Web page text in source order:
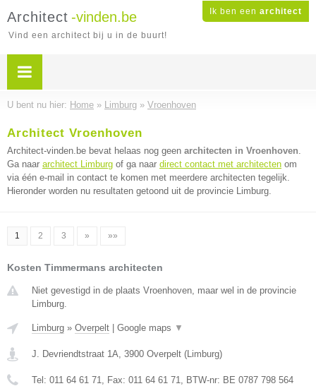
Ik ben een architect
Architect -vinden.be
Vind een architect bij u in de buurt!
U bent nu hier: Home » Limburg » Vroenhoven
Architect Vroenhoven
Architect-vinden.be bevat helaas nog geen architecten in Vroenhoven.
Ga naar architect Limburg of ga naar direct contact met architecten om
via één e-mail in contact te komen met meerdere architecten tegelijk.
Hieronder worden nu resultaten getoond uit de provincie Limburg.
1 2 3 » »»
Kosten Timmermans architecten
Niet gevestigd in de plaats Vroenhoven, maar wel in de provincie
Limburg.
Limburg » Overpelt Google maps ▼
J. Devriendtstraat 1A, 3900 Overpelt (Limburg)
Tel: 011 64 61 71, Fax: 011 64 61 71, BTW-nr: BE 0787 798 564